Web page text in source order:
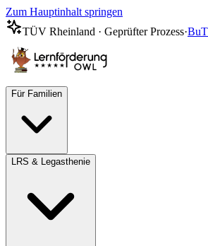
Zum Hauptinhalt springen
TÜV Rheinland · Geprüfter Prozess·
Für Familien
LRS & Legasthenie